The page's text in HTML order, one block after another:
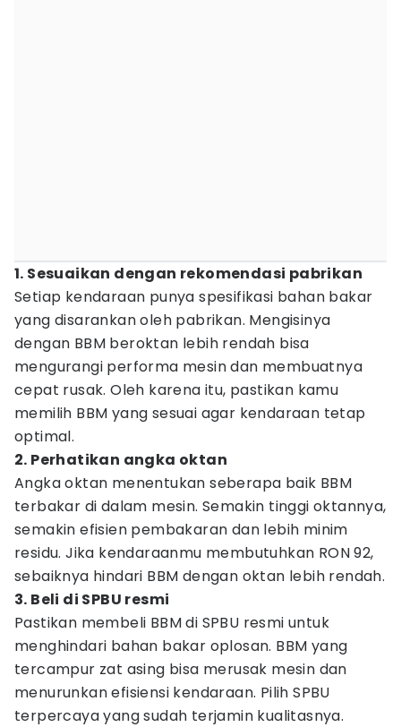
1. Sesuaikan dengan rekomendasi pabrikan
Setiap kendaraan punya spesifikasi bahan bakar
yang disarankan oleh pabrikan. Mengisinya
dengan BBM beroktan lebih rendah bisa
mengurangi performa mesin dan membuatnya
cepat rusak. Oleh karena itu, pastikan kamu
memilih BBM yang sesuai agar kendaraan tetap
optimal.
2. Perhatikan angka oktan
Angka oktan menentukan seberapa baik BBM
terbakar di dalam mesin. Semakin tinggi oktannya,
semakin efisien pembakaran dan lebih minim
residu. Jika kendaraanmu membutuhkan RON 92,
sebaiknya hindari BBM dengan oktan lebih rendah.
3. Beli di SPBU resmi
Pastikan membeli BBM di SPBU resmi untuk
menghindari bahan bakar oplosan. BBM yang
tercampur zat asing bisa merusak mesin dan
menurunkan efisiensi kendaraan. Pilih SPBU
terpercaya yang sudah terjamin kualitasnya.